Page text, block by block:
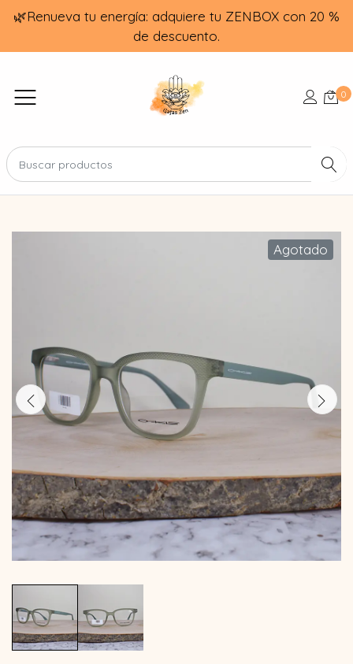
🌿Renueva tu energía: adquiere tu ZENBOX con 20 %
de descuento.
0
Agotado